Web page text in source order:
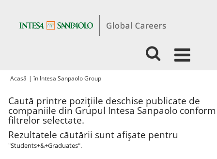
Acasă | în Intesa Sanpaolo Group(pagina
Caută printre pozițiile deschise publicate de
companiile din Grupul Intesa Sanpaolo conform
filtrelor selectate.
Rezultatele căutării sunt afișate pentru
"Students+&+Graduates".